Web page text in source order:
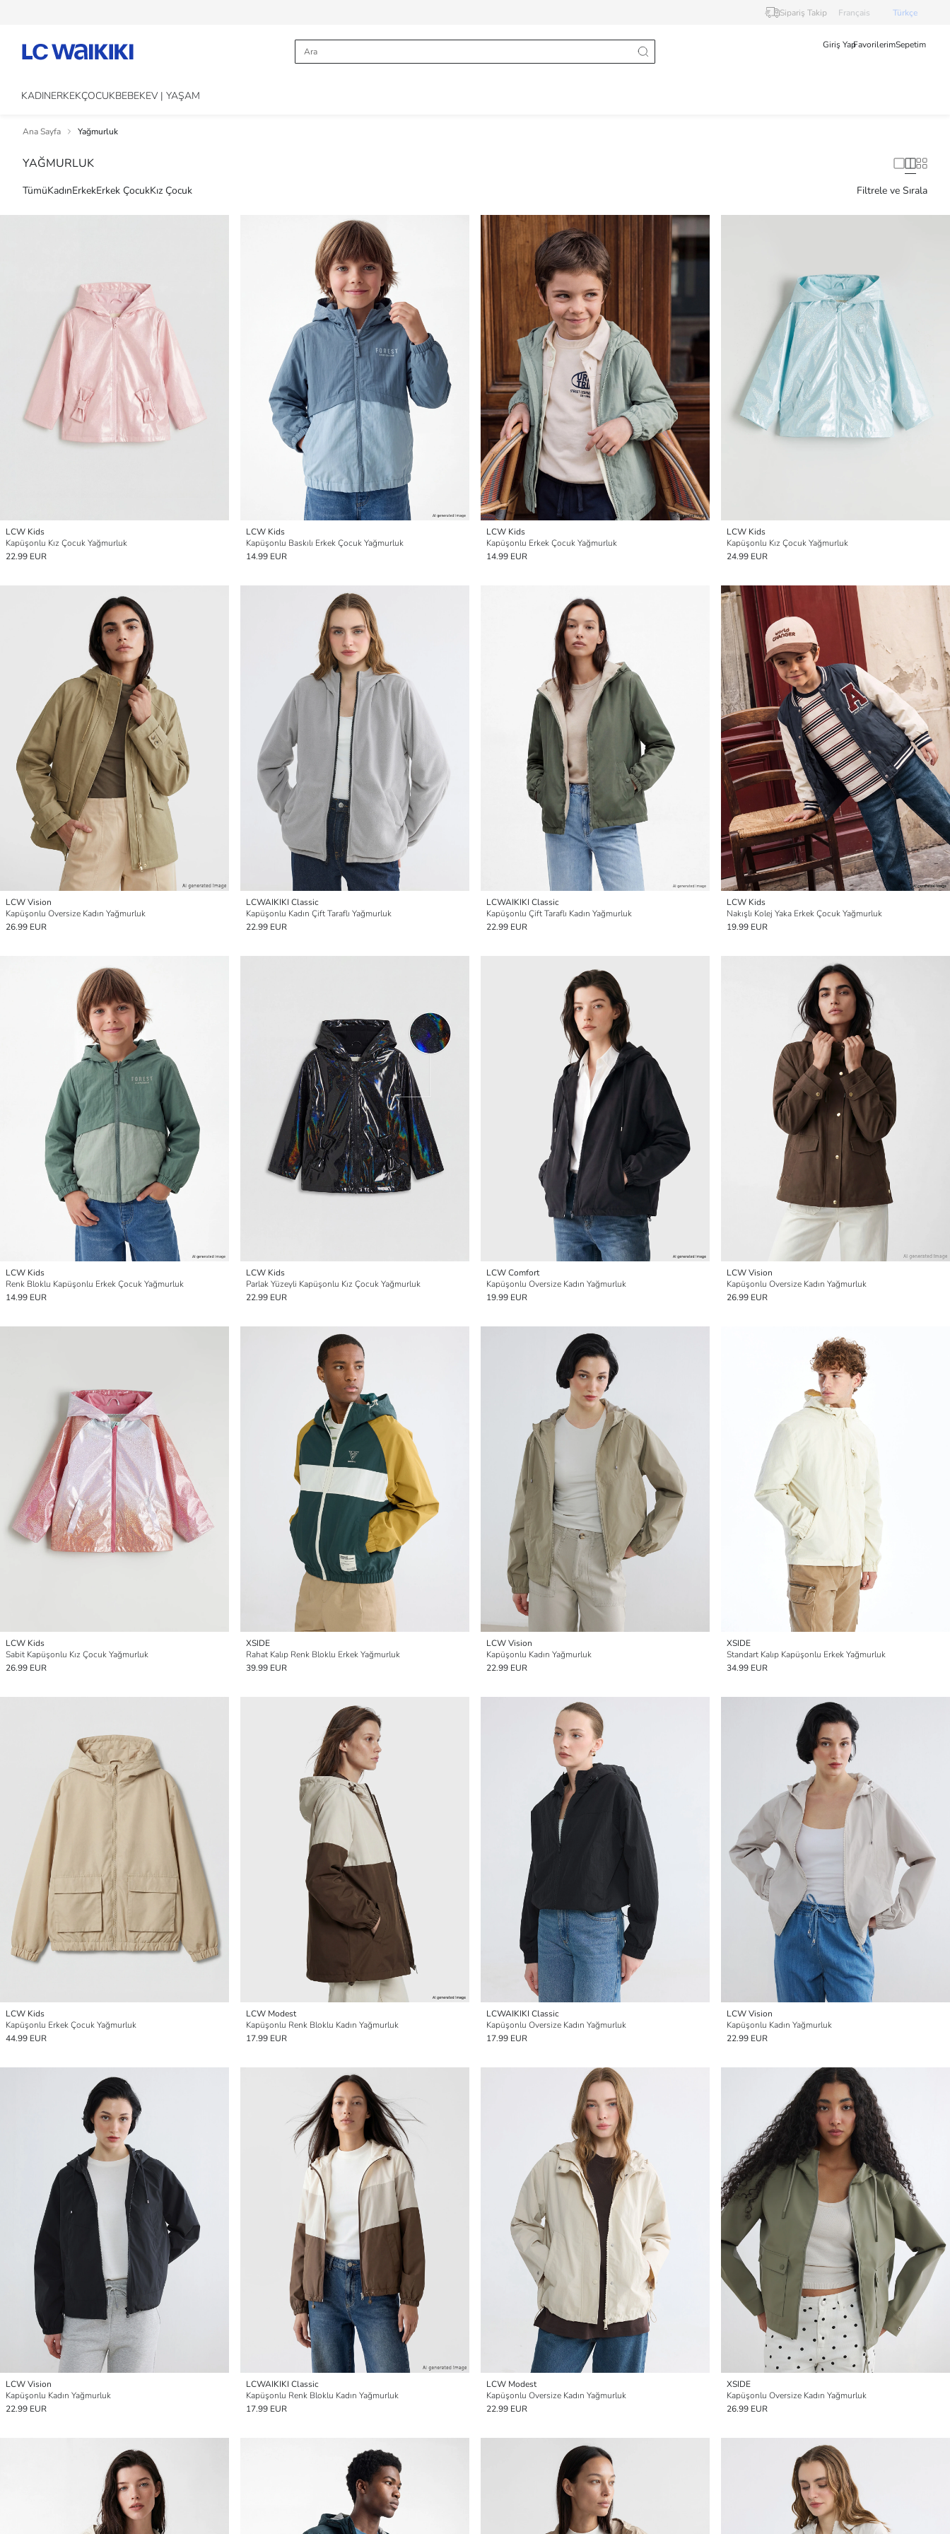
Sipariş Takip Français Türkçe
Giriş YapFavorilerimSepetim
KADINERKEKÇOCUKBEBEKEV | YAŞAM
Ana Sayfa Yağmurluk
YAĞMURLUK
TümüKadınErkekErkek ÇocukKız Çocuk Filtrele ve Sırala
LCW Kids
Kapüşonlu Kız Çocuk Yağmurluk
22.99 EUR
LCW Kids
Kapüşonlu Baskılı Erkek Çocuk Yağmurluk
14.99 EUR
LCW Kids
Kapüşonlu Erkek Çocuk Yağmurluk
14.99 EUR
LCW Kids
Kapüşonlu Kız Çocuk Yağmurluk
24.99 EUR
LCW Vision
Kapüşonlu Oversize Kadın Yağmurluk
26.99 EUR
LCWAIKIKI Classic
Kapüşonlu Kadın Çift Taraflı Yağmurluk
22.99 EUR
LCWAIKIKI Classic
Kapüşonlu Çift Taraflı Kadın Yağmurluk
22.99 EUR
LCW Kids
Nakışlı Kolej Yaka Erkek Çocuk Yağmurluk
19.99 EUR
LCW Kids
Renk Bloklu Kapüşonlu Erkek Çocuk Yağmurluk
14.99 EUR
LCW Kids
Parlak Yüzeyli Kapüşonlu Kız Çocuk Yağmurluk
22.99 EUR
LCW Comfort
Kapüşonlu Oversize Kadın Yağmurluk
19.99 EUR
LCW Vision
Kapüşonlu Oversize Kadın Yağmurluk
26.99 EUR
LCW Kids
Sabit Kapüşonlu Kız Çocuk Yağmurluk
26.99 EUR
XSIDE
Rahat Kalıp Renk Bloklu Erkek Yağmurluk
39.99 EUR
LCW Vision
Kapüşonlu Kadın Yağmurluk
22.99 EUR
XSIDE
Standart Kalıp Kapüşonlu Erkek Yağmurluk
34.99 EUR
LCW Kids
Kapüşonlu Erkek Çocuk Yağmurluk
44.99 EUR
LCW Modest
Kapüşonlu Renk Bloklu Kadın Yağmurluk
17.99 EUR
LCWAIKIKI Classic
Kapüşonlu Oversize Kadın Yağmurluk
17.99 EUR
LCW Vision
Kapüşonlu Kadın Yağmurluk
22.99 EUR
LCW Vision
Kapüşonlu Kadın Yağmurluk
22.99 EUR
LCWAIKIKI Classic
Kapüşonlu Renk Bloklu Kadın Yağmurluk
17.99 EUR
LCW Modest
Kapüşonlu Oversize Kadın Yağmurluk
22.99 EUR
XSIDE
Kapüşonlu Oversize Kadın Yağmurluk
26.99 EUR